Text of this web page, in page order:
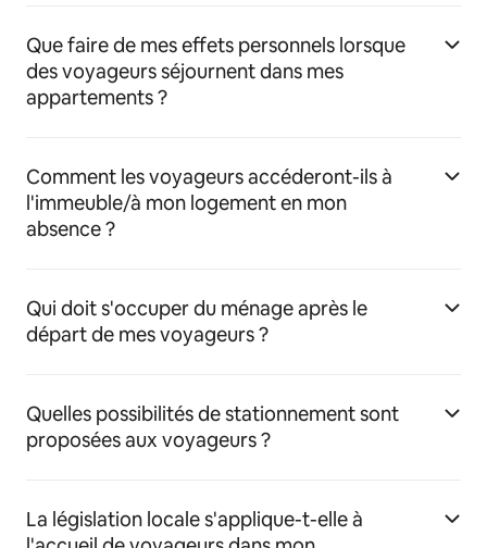
Que faire de mes effets personnels lorsque
des voyageurs séjournent dans mes
appartements ?
Comment les voyageurs accéderont-ils à
l'immeuble/à mon logement en mon
absence ?
Qui doit s'occuper du ménage après le
départ de mes voyageurs ?
Quelles possibilités de stationnement sont
proposées aux voyageurs ?
La législation locale s'applique-t-elle à